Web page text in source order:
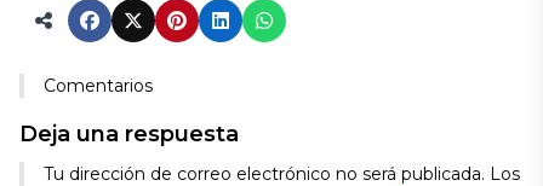
Comentarios
Deja una respuesta
Tu dirección de correo electrónico no será publicada. Los